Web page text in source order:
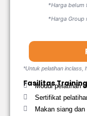
*Harga belum
*Harga Group
*Untuk pelatihan inclass,
Fasilitas Training
Modul pelatihan
Sertifikat
Makan siang